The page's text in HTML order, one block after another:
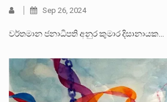
Sep 26, 2024
වර්තමාන ජනාධිපති අනුර කුමාර දිසානායක…